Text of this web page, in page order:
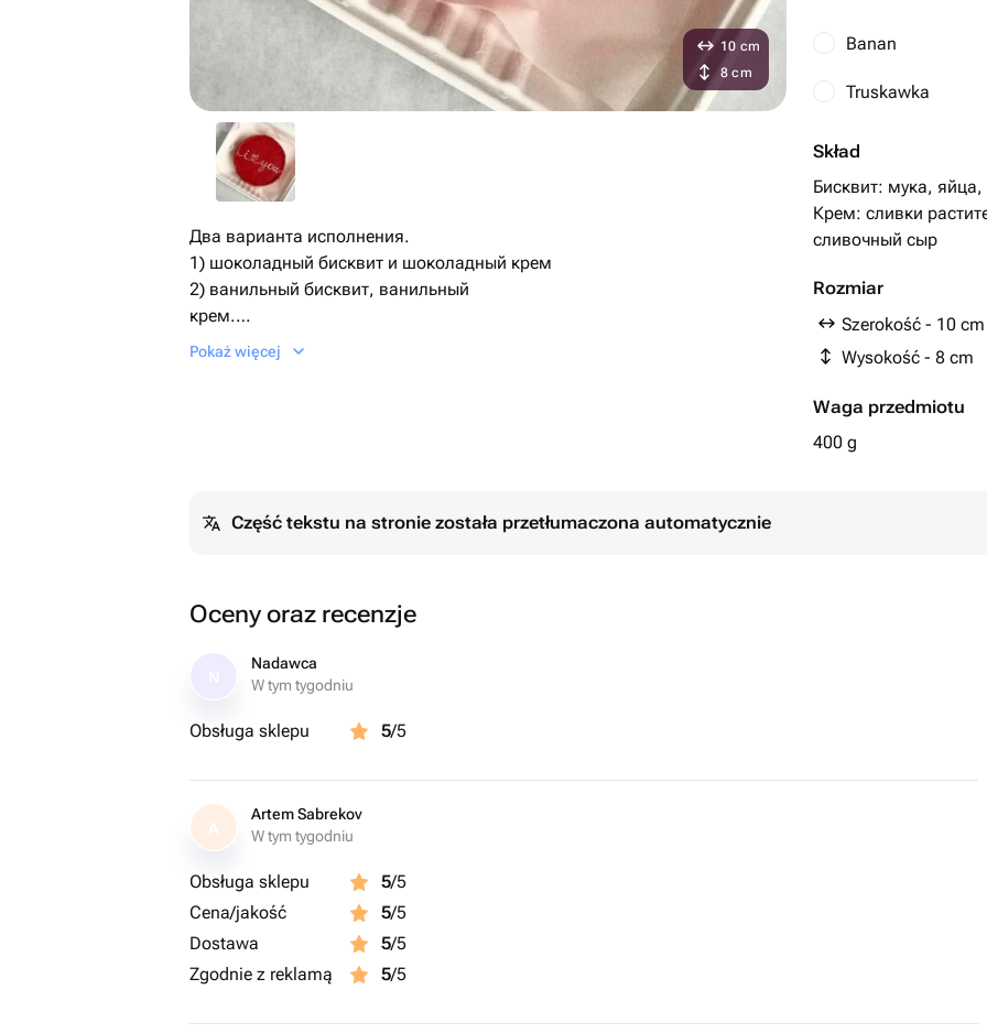
Banan
Truskawka
Skład
Бисквит: мука,
Крем: сливки
сливочный сыр
Rozmiar
Szerokość - 10 cm
Wysokość - 8 cm
Waga przedmiotu
400 g
10 cm
8 cm
Два варианта исполнения.
1) шоколадный бисквит и шоколадный крем
2) ванильный бисквит, ванильный
крем.
По умолчанию поставляется первый вариант.
Pokaż więcej
Część tekstu na stronie została przetłumaczona automatycznie
Oceny oraz recenzje
Nadawca
W tym tygodniu
Obsługa sklepu 5/5
A
Artem Sabrekov
W tym tygodniu
Obsługa sklepu 5/5
Cena/jakość
5/5
Dostawa
5/5
Zgodnie z reklamą
5/5